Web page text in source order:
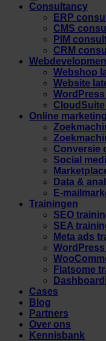
Consultancy
ERP
CMS
PIM
CRM
Webshop
Website
Online marketing
Conversie
Social
Data &
E-
Trainingen
SEO
SEA
Meta ads
Flatsome
Cases
Blog
Partners
Over ons
Kennisbank